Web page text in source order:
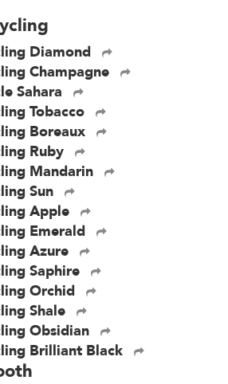
Diamond
Champagne
Sahara
Tobacco
Boreaux
Ruby
Mandarin
Sun
Apple
Emerald
Azure
Saphire
Orchid
Shale
Obsidian
Brilliant Black